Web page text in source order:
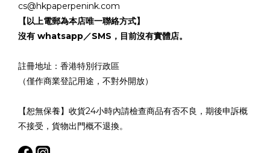
cs@hkpaperpenink.com
【以上電郵為本店唯一聯絡方式】
沒有 whatsapp／SMS，目前沒有實體店。
註冊地址：香港特別行政區
（僅作商業登記用途，不對外開放）
【恕無保養】收貨24小時內請檢查商品有否不良，期後申訴概
不接受，貨物出門概不退換。